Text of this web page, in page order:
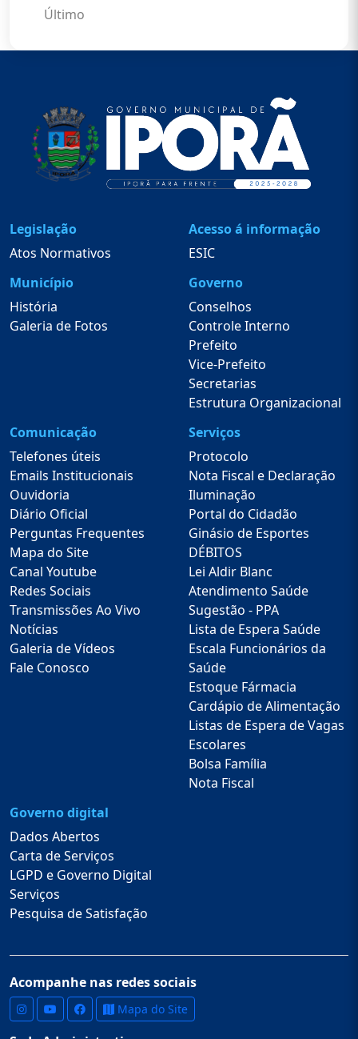
Último
Legislação
Atos Normativos
Acesso á informação
ESIC
Município
História
Galeria de Fotos
Governo
Conselhos
Controle Interno
Prefeito
Vice-Prefeito
Secretarias
Estrutura Organizacional
Comunicação
Telefones úteis
Emails Institucionais
Ouvidoria
Diário Oficial
Perguntas Frequentes
Mapa do Site
Canal Youtube
Redes Sociais
Transmissões Ao Vivo
Notícias
Galeria de Vídeos
Fale Conosco
Serviços
Protocolo
Nota Fiscal e Declaração
Iluminação
Portal do Cidadão
Ginásio de Esportes
DÉBITOS
Lei Aldir Blanc
Atendimento Saúde
Sugestão - PPA
Lista de Espera Saúde
Escala Funcionários da
Saúde
Estoque Fármacia
Cardápio de Alimentação
Listas de Espera de Vagas
Escolares
Bolsa Família
Nota Fiscal
Governo digital
Dados Abertos
Carta de Serviços
LGPD e Governo Digital
Serviços
Pesquisa de Satisfação
Acompanhe nas redes sociais
Mapa do Site